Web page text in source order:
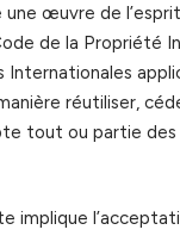
œuvre de
de la Propriété
Internationales
réutiliser,
tout ou partie
implique